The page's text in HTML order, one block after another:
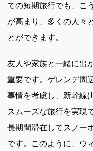
ての短期旅行でも、こ
が高まり、多くの人々
とができます。
友人や家族と一緒に出
重要です。ゲレンデ周
事情を考慮し、新幹線
スムーズな旅行を実現
長期間滞在してスノー
です。このように、ウ